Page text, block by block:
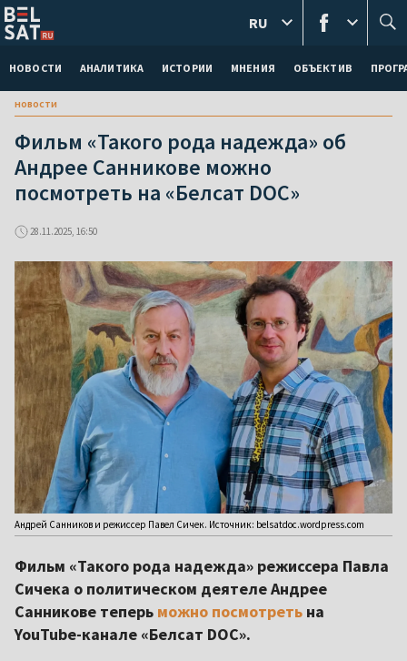
НОВОСТИ АНАЛИТИКА ИСТОРИИ МНЕНИЯ ОБЪЕКТИВ
RU
новости
Фильм «Такого рода надежда» об
Андрее Санникове можно
посмотреть на «Белсат DOC»
28.11.2025, 16:50
Андрей Санников и режиссер Павел Сичек. Источник: belsatdoc.wordpress.com
Фильм «Такого рода надежда» режиссера Павла
Сичека о политическом деятеле Андрее
Санникове теперь можно посмотреть на
YouTube-канале «Белсат DOC».